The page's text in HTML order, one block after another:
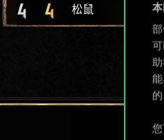
4 4 松鼠